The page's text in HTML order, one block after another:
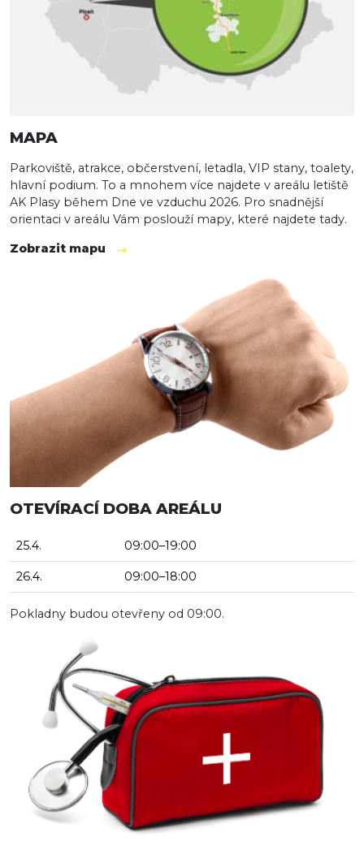
MAPA
Parkoviště, atrakce, občerstvení, letadla, VIP stany, toalety,
hlavní podium. To a mnohem více najdete v areálu letiště
AK Plasy během Dne ve vzduchu 2026. Pro snadnější
orientaci v areálu Vám poslouží mapy, které najdete tady.
Zobrazit mapu
OTEVÍRACÍ DOBA AREÁLU
25.4. 09:00–19:00
26.4. 09:00–18:00
Pokladny budou otevřeny od 09:00.